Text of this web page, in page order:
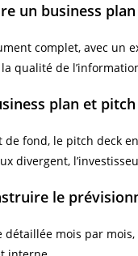
un business
complet, avec un
qualité de
plan et pitch
fond, le pitch deck
divergent,
le
détaillée mois par